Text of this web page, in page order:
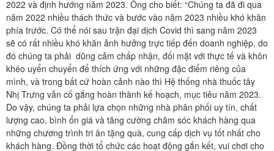
2022 và định hướng năm 2023. Ông cho biết: “Chúng ta đã đi qua
năm 2022 nhiều thách thức và bước vào năm 2023 nhiều khó khăn
phía trước. Có thể nói sau trận đại dịch Covid thì sang năm 2023
sẽ có rất nhiều khó khăn ảnh hưởng trực tiếp đến doanh nghiệp, do
đó chúng ta phải dũng cảm chấp nhận, đối mặt với thực tế và khôn
khéo uyển chuyển để thích ứng với những đặc điểm riêng của
mình, và trong bất cứ hoàn cảnh nào thì Hệ thống nhà thuốc tây
Nhị Trưng vẫn cố gắng hoàn thành kế hoạch, mục tiêu năm 2023.
Do vậy, chúng ta phải lựa chọn những nhà phân phối uy tín, chất
lượng cao, bình ổn giá và tăng cường chăm sóc khách hàng qua
những chương trình tri ân tặng quà, cung cấp dịch vụ tốt nhất cho
khách hàng. Đồng thời tổ chức các hoạt động gắn kết, vui chơi cho